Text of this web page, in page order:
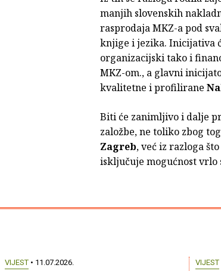
manjih slovenskih
rasprodaja MKZ-a pod
knjige i jezika. Inicijativa
organizacijski tako i
MKZ-om., a glavni
kvalitetne i profilirane
Biti će zanimljivo i dalje
založbe, ne toliko zbog
Zagreb, već iz razloga
isključuje mogućnost
VIJEST• 11.07.2026. VIJEST